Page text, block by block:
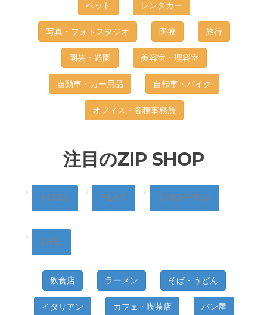
ペット レンタカー
写真・フォトスタジオ 医療 旅行
園芸・造園 美容室・理容室
自動車・カー用品 自転車・バイク
オフィス・各種事務所
注目のZIP SHOP
FOOD PLAY SHOPPING
LIFE
飲食店 ラーメン そば・うどん
イタリアン カフェ・喫茶店 パン屋